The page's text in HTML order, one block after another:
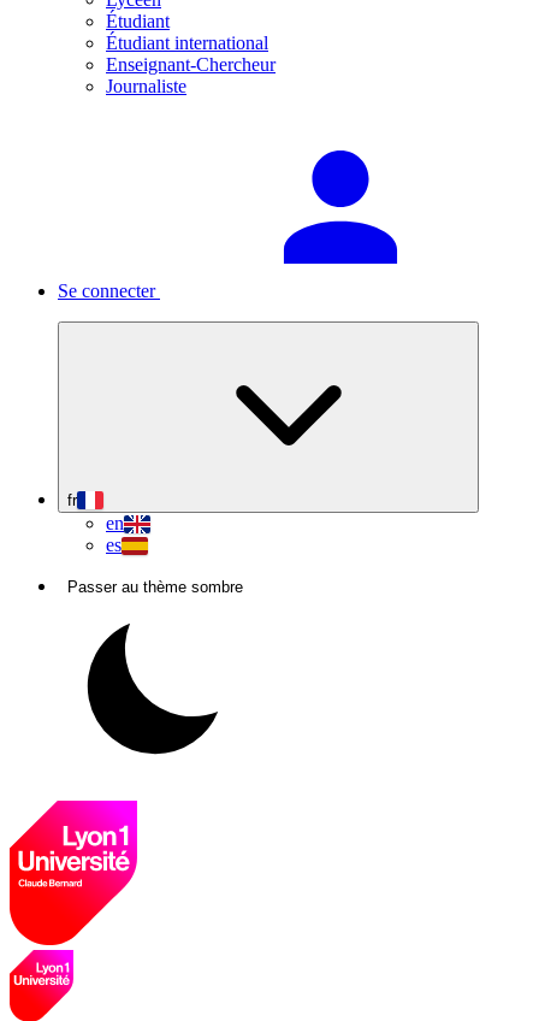
Étudiant
Étudiant international
Enseignant-Chercheur
Journaliste
Se connecter
fr
en
es
Passer au thème sombre